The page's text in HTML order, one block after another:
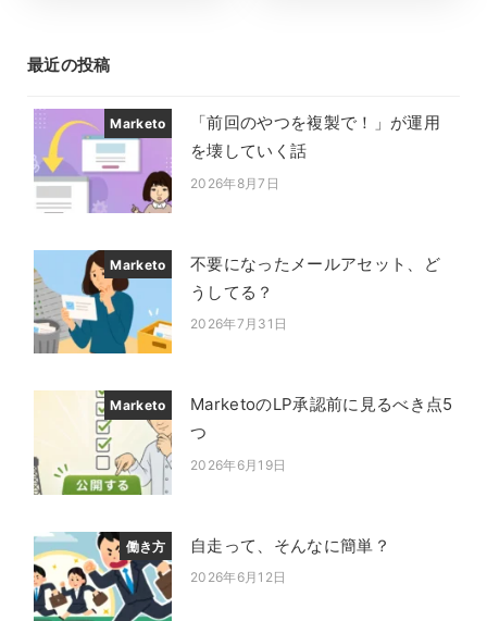
最近の投稿
Marketo
「前回のやつを複製で！」が運用
を壊していく話
投稿日
2026年8月7日
Marketo
不要になったメールアセット、ど
うしてる？
投稿日
2026年7月31日
Marketo
MarketoのLP承認前に見るべき点5
つ
投稿日
2026年6月19日
働き方 自走って、そんなに簡単？
投稿日
2026年6月12日